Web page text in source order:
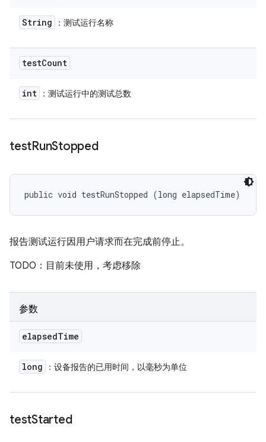
String ：测试运行名称
testCount
int ：测试运行中的测试总数
testRunStopped
public void testRunStopped (long elapsedTime)
报告测试运行因用户请求而在完成前停止。
TODO：目前未使用，考虑移除
参数
elapsedTime
long ：设备报告的已用时间，以毫秒为单位
testStarted